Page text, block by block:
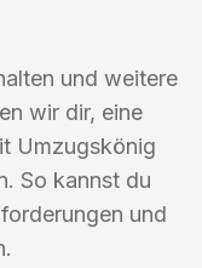
und weitere
wir dir, eine
Umzugskönig
So kannst du
und